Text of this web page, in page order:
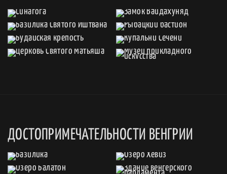
ДОСТОПРИМЕЧАТЕЛЬНОСТИ ВЕНГРИИ